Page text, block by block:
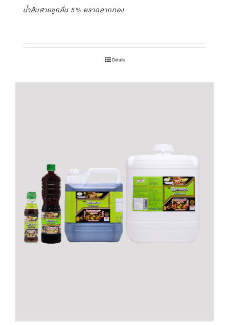
น้ำส้มสายชูกลั่น 5% ตราฉลากทอง
Details